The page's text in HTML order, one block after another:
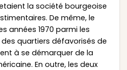
la société bourgeoise
De même, le
années 1970 parmi les
quartiers défavorisés de
à se démarquer de la
En outre, les deux